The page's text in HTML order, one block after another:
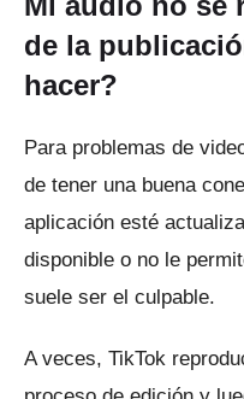
de la
hacer?
Para problemas de
de tener una buena
aplicación esté
disponible o no le
suele ser el culpable.
A veces, TikTok